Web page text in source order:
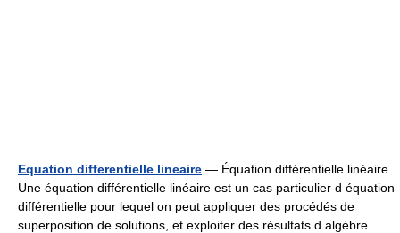
Equation differentielle lineaire — Équation différentielle linéaire
Une équation différentielle linéaire est un cas particulier d équation
différentielle pour lequel on peut appliquer des procédés de
superposition de solutions, et exploiter des résultats d algèbre